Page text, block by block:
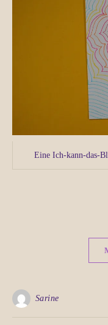
Eine Ich-kann-das-
Sarine